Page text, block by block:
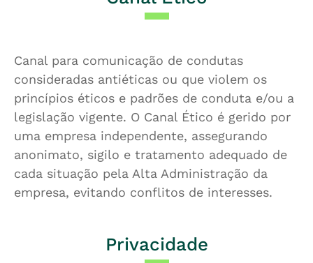
Canal para comunicação de condutas
consideradas antiéticas ou que violem os
princípios éticos e padrões de conduta e/ou a
legislação vigente. O Canal Ético é gerido por
uma empresa independente, assegurando
anonimato, sigilo e tratamento adequado de
cada situação pela Alta Administração da
empresa, evitando conflitos de interesses.
Privacidade